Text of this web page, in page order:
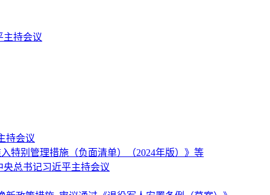
主持会议
持会议
特别管理措施（负面清单）（2024年版）》等
总书记习近平主持会议